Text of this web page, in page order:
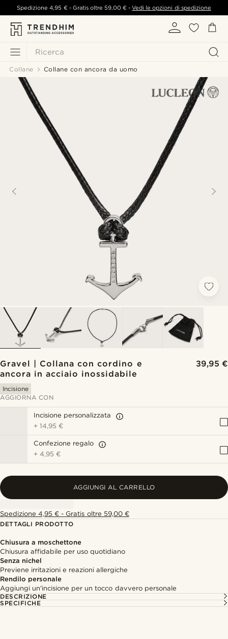
Ricerca
Spedizione4,95 €- Gratis oltre 59,00 € -Vedi le opzioni di spedizione
Collane Collane con ancora da uomo
Gravel | Collana con cordino e
ancora in acciaio inossidabile
39,95 €
Incisione
AGGIORNA CON
Incisione personalizzata
+14,95 €
Confezione regalo
+4,95 €
AGGIUNGI AL CARRELLO
Spedizione 4,95 € - Gratis oltre 59,00 €
DETTAGLI PRODOTTO
Chiusura a moschettone
Chiusura affidabile per uso quotidiano
Senza nichel
Previene irritazioni e reazioni allergiche
Rendilo personale
Aggiungi un'incisione per un tocco davvero personale
DESCRIZIONE
SPECIFICHE